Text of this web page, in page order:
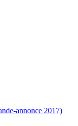
annonce 2017)